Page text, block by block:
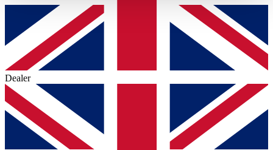
haben oder die sie im Rahmen Ihrer Nutzung der Dienste
gesammelt haben.Datenschutzerklärung
Dealer